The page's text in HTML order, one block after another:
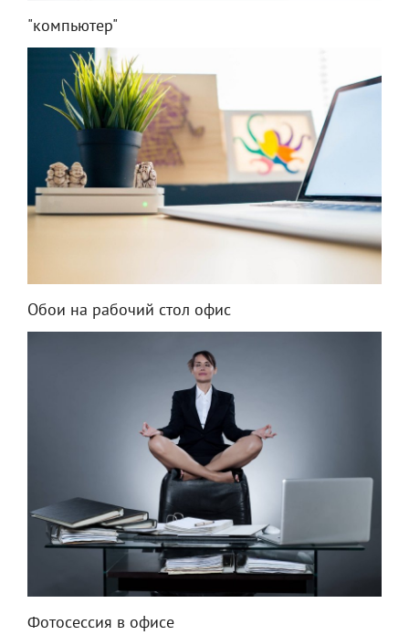
"компьютер"
Обои на рабочий стол офис
Фотосессия в офисе